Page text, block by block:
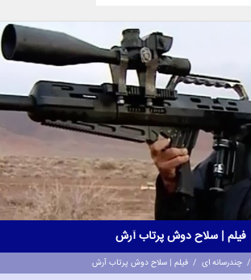
فیلم | سلاح دوش پرتاب آرش
/ چندرسانه ای / فیلم | سلاح دوش پرتاب آرش